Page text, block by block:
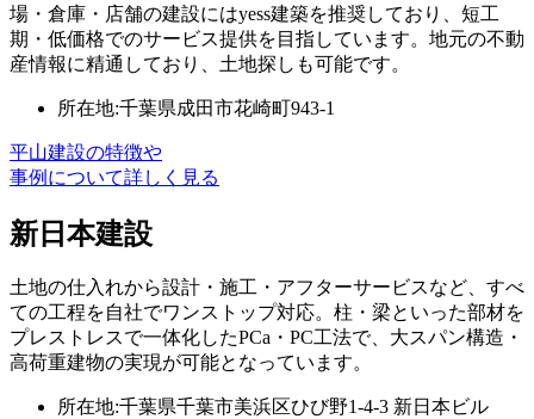
場・倉庫・店舗の建設にはyess建築を推奨しており、短工
期・低価格でのサービス提供を目指しています。地元の不動
産情報に精通しており、土地探しも可能です。
所在地:千葉県成田市花崎町943-1
平山建設の特徴や
事例について詳しく見る
新日本建設
土地の仕入れから設計・施工・アフターサービスなど、すべ
ての工程を自社でワンストップ対応。柱・梁といった部材を
プレストレスで一体化したPCa・PC工法で、大スパン構造・
高荷重建物の実現が可能となっています。
所在地:千葉県千葉市美浜区ひび野1-4-3 新日本ビル